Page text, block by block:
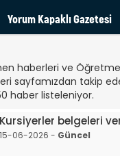
haberleri ve
sayfamızdan takip
haber listeleniyor.
Kursiyerler belgeleri
15-06-2026 - Güncel